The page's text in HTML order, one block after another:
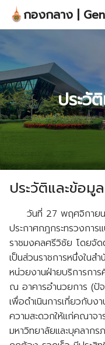
Skip กองกลาง |
ประวั
ประวัติและข้อมู
วันที่ 27 พฤศจิกายน
ประกาศกฎกระทรวงการ
ราชมงคลศรีวิชัย โดยจั
เป็นส่วนราชการหนึ่งในส
หน่วยงานฝ่ายบริการกา
ณ อาคารอำนวยการ (ปั
เพื่อดำเนินการเกี่ยวกับง
ความสะดวกให้แก่คณาจ
มหาวิทยาลัยและบุคลากร